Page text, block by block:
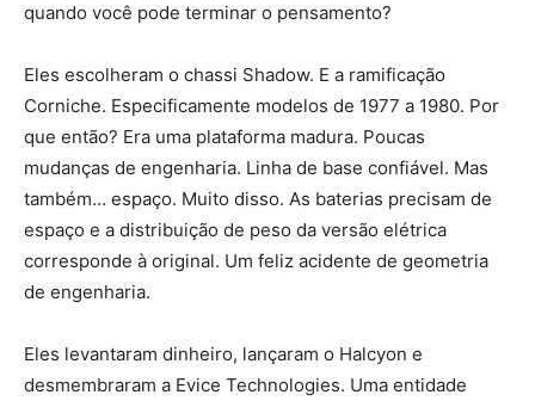
quando você pode terminar o pensamento?
Eles escolheram o chassi Shadow. E a ramificação
Corniche. Especificamente modelos de 1977 a 1980. Por
que então? Era uma plataforma madura. Poucas
mudanças de engenharia. Linha de base confiável. Mas
também… espaço. Muito disso. As baterias precisam de
espaço e a distribuição de peso da versão elétrica
corresponde à original. Um feliz acidente de geometria
de engenharia.
Eles levantaram dinheiro, lançaram o Halcyon e
desmembraram a Evice Technologies. Uma entidade